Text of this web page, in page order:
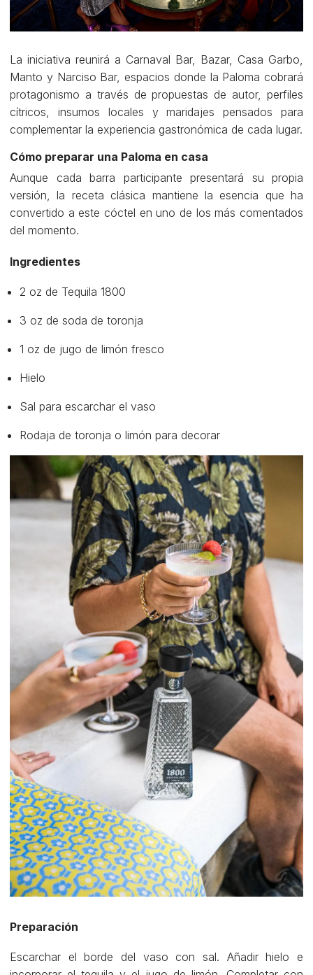
La iniciativa reunirá a Carnaval Bar, Bazar, Casa Garbo,
Manto y Narciso Bar, espacios donde la Paloma cobrará
protagonismo a través de propuestas de autor, perfiles
cítricos, insumos locales y maridajes pensados para
complementar la experiencia gastronómica de cada lugar.
Cómo preparar una Paloma en casa
Aunque cada barra participante presentará su propia
versión, la receta clásica mantiene la esencia que ha
convertido a este cóctel en uno de los más comentados
del momento.
Ingredientes
2 oz de Tequila 1800
3 oz de soda de toronja
1 oz de jugo de limón fresco
Hielo
Sal para escarchar el vaso
Rodaja de toronja o limón para decorar
Preparación
Escarchar el borde del vaso con sal. Añadir hielo e